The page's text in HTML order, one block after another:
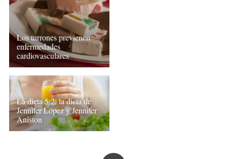
Los turrones previenen
enfermedades
cardiovasculares
La dieta 5:2: la dieta de
Jennifer Lopez y Jennifer
Aniston